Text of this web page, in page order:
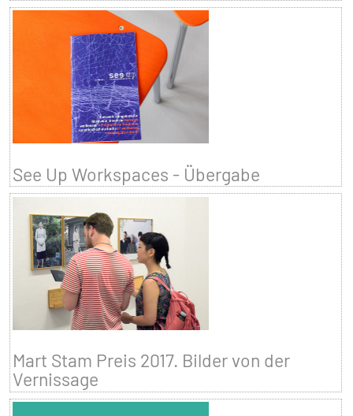
See Up Workspaces - Übergabe
Mart Stam Preis 2017. Bilder von der
Vernissage